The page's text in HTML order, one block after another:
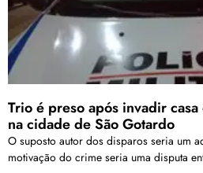
Trio é preso após invadir
na cidade de São Gotardo
O suposto autor dos disparos seria um
motivação do crime seria uma disputa